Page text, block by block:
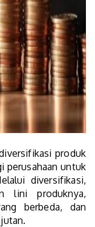
produk
perusahaan untuk
diversifikasi,
lini produknya,
berbeda, dan